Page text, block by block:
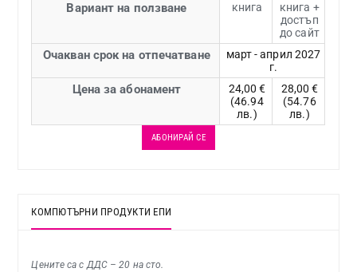
Вариант на ползване
книга
книга +
достъп
до сайт
Очакван срок на отпечатване
март - април 2027
г.
Цена за абонамент
24,00 €
(46.94
лв.)
28,00 €
(54.76
лв.)
АБОНИРАЙ СЕ
КОМПЮТЪРНИ ПРОДУКТИ ЕПИ
Цените са с ДДС – 20 на сто.